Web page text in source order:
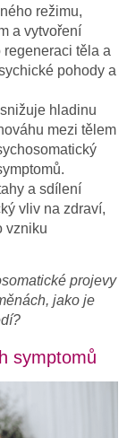
režimu,
a vytvoření
těla a
pohody a
hladinu
mezi tělem
a sdílení
vliv na zdraví,
vzniku
projevy
jako je
symptomů